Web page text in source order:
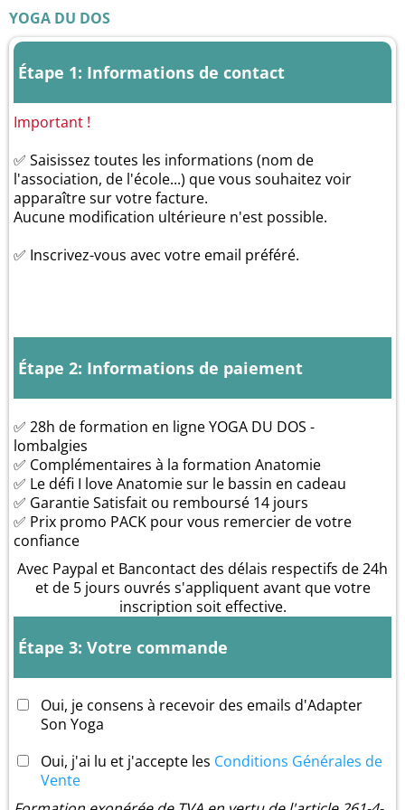
YOGA DU DOS
Étape 1: Informations de contact
Important !
✅ Saisissez toutes les informations (nom de
l'association, de l'école...) que vous souhaitez voir
apparaître sur votre facture.
Aucune modification ultérieure n'est possible.
✅ Inscrivez-vous avec votre email préféré.
Étape 2: Informations de paiement
✅ 28h de formation en ligne YOGA DU DOS -
lombalgies
✅ Complémentaires à la formation Anatomie
✅ Le défi I love Anatomie sur le bassin en cadeau
✅ Garantie Satisfait ou remboursé 14 jours
✅ Prix promo PACK pour vous remercier de votre
confiance
Avec Paypal et Bancontact des délais respectifs de 24h
et de 5 jours ouvrés s'appliquent avant que votre
inscription soit effective.
Étape 3: Votre commande
Oui, je consens à recevoir des emails d'Adapter
Son Yoga
Oui, j'ai lu et j'accepte les Conditions Générales de
Vente